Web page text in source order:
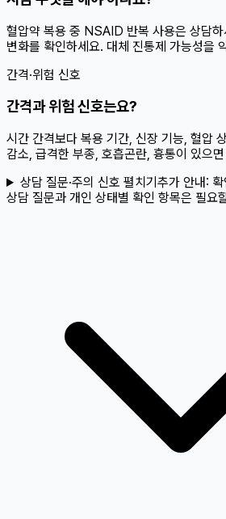
혈압약 복용 중 NSAID 반복 사용은 상담
변화를 확인하세요. 대체 진통제 가능성을
간격·위험 신호
간격과 위험 신호는요?
시간 간격보다 복용 기간, 신장 기능, 혈압
감소, 급격한 부종, 호흡곤란, 흉통이 있으
상담 질문·주의 신호 펼치기추가 안내:
상담 질문과 개인 상태별 확인 항목은 필요